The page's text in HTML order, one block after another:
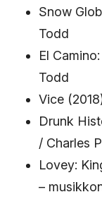
Snow
Todd
El
Todd
Vice
Drunk
/ Charles
Lovey:
–